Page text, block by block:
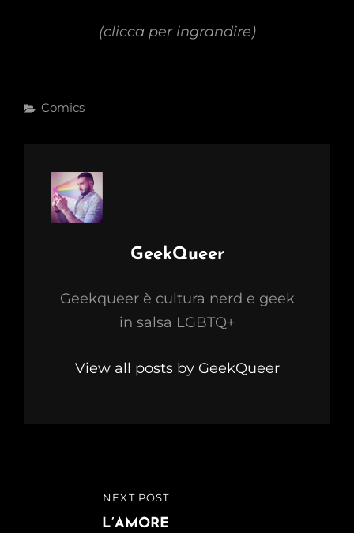
(clicca per ingrandire)
Categories
Comics
Author:
GeekQueer
Geekqueer è cultura nerd e geek
in salsa LGBTQ+
View all posts by GeekQueer
Navigazione
NEXT POST
L’AMORE